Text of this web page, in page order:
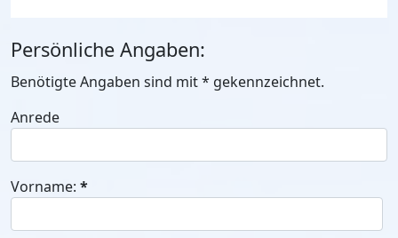
Persönliche Angaben:
Benötigte Angaben sind mit* gekennzeichnet.
Anrede
Vorname: *